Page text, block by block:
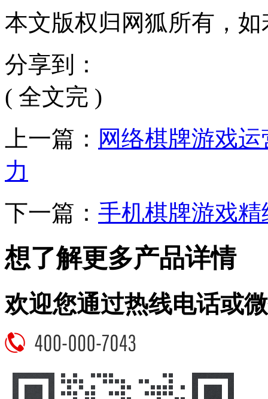
本文版权归网狐所有，
分享到：
( 全文完 )
上一篇： 网络棋牌游戏
力
下一篇： 手机棋牌游戏
想了解更多产品详情
欢迎您通过热线电话或